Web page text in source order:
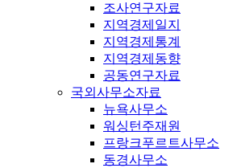
조사연구자료
지역경제일지
지역경제통계
지역경제동향
공동연구자료
국외사무소자료
뉴욕사무소
워싱턴주재원
프랑크푸르트사무소
동경사무소